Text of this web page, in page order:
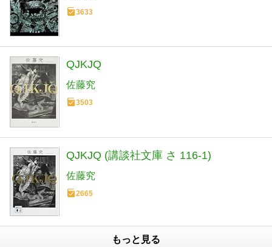
3633
QJKJQ
佐藤究
3503
QJKJQ (講談社文庫 さ 116-1)
佐藤究
2665
もっと見る